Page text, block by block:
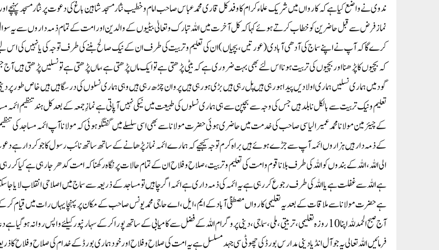
ندوی نے واضع کیا ہے کہ کارواں میں شریک علماء کرام کا وفد کل قاری محمد عباس صاحب امام و خطیب نثار مسجد شاہین باغ کی دعوت پر نثار مسجد پہنچے
نماز فرض سے قبل حاضرین کو خطاب کرتے ہوئے کہا کہ کل آخرت میں اللہ تبارک وتعالیٰ بیٹیوں کے والدین اور امت کے تمام ذمہ داروں سے یہ‌
کرے گا کہ آپ نے اپنے سماج‌ کی آدھی آبادی(عورتیں،بچیاں) ان کی تعلیم و تربیت کی طرف ان کے نیک صالح بننے کی طرف توجہ کی یا نہیں کی اس
کہ بچیوں کا پڑھنا اور بچیوں کی تربیت ہونا اس لئے بھی بہت ضروری ہے کہ بیٹی پڑھتی ہے تو ایک ماں پڑھتی ہے،ماں پڑھتی ہے تو نسلیں پڑھتی ہیں
گود میں ہماری نسلیں ہماری اولادیں پیدا ہو رہی ہیں پل رہی ہیں بڑی ہو رہی ہیں پروان چڑھ رہی ہیں وہی ہماری نسلوں کی درسگاہیں ہیں خاص طور پر
تعلیم و نیک تربیت سے بالکل نا بلد ہیں جس کی وجہ سے بچپن سے ہی ہماری نسلوں کی طبیعت میں نیکی نہیں آپاتی ہے نمازِ جمعہ کے بعد کل ہند تنظیم ائمہ
کے چیئرمین مولانا محمد عمیر الیاسی صاحب کی خدمت میں حاضری ہوئی حضرت مولانا سے بھی اسی سلسلے میں گفتگو ہوئی کہ مولانا آپ ائمہ مساجد کی
کے ذمہ دار ہیں ہزاروں ائمہ آپ سے جڑے ہوئے ہیں براہ کرم توجہ کیجیے کہ ہمارے ائمہ نماز پڑھانے کے ساتھ ساتھ نائب رسول کا جو کردار ہے
الی اللہ، اللہ کے بندوں کو اللہ کی طرف بلانا قوم و امت کی تعلیم و تربیت، صلاح و فلاح ان کے تمام حالات پر نگاہ رکھنا کہ امت کدھر جا رہی ہے کیا کر رہی
ہے اللہ سے غفلت ہے یا اللہ کی طرف رجوع کر رہی ہے یہ ائمہ کی ذمہ داری ہے ائمہ اگر چاہیں تو مساجد کے ذریعہ سے سماج میں اصلاحی انقلاب لایا
ہے حضرت مولانا سے ملاقات کے بعد یہ تعلیمی کارواں مصطفیٰ آباد کے ایم،ایل،اے حاجی محمد یونس صاحب کے مکان پر پہنچا یہاں رات میں قیام
آج صبح الحمدللہ اپنا 10 روزہ تعلیمی،تربیتی، ملی، سماجی، دینی پروگرام اللہ کے فضل سے کامیابی کے ساتھ پورا کرکے سہارنپور کیلئے واپس روانہ ہو گیا ہے
فرمائیں اللہ تعالی یہ جو آل انڈیا دینی مدارس بورڈ کی چھوٹی سی جہد مسلسل ہے یہ امت کی صلاح و فلاح اور خود ہماری بورڈ کے خدام کی صلاح و فلاح کا‌